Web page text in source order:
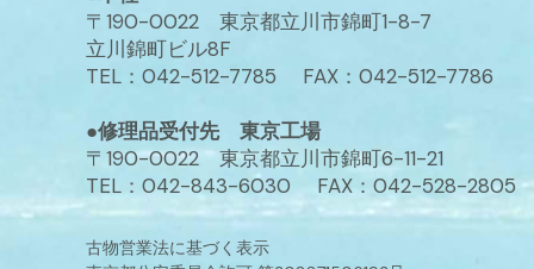
〒190-0022 東京都立川市錦町1-8-7
立川錦町ビル8F
TEL：042-512-7785 FAX：042-512-7786
●修理品受付先 東京工場
〒190-0022 東京都立川市錦町6-11-21
TEL：042-843-6030 FAX：042-528-2805
古物営業法に基づく表示